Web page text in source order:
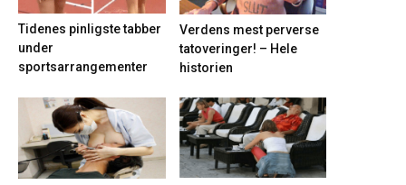
Tidenes pinligste tabber
under
sportsarrangementer
Verdens mest perverse
tatoveringer! – Hele
historien